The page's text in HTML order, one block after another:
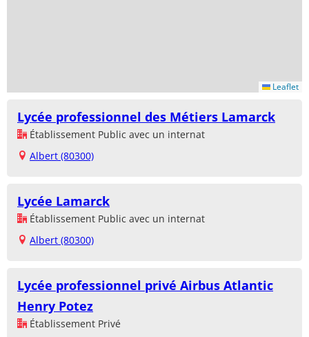
Leaflet
Lycée professionnel des Métiers Lamarck
Établissement Public avec un internat
Albert (80300)
Lycée Lamarck
Établissement Public avec un internat
Albert (80300)
Lycée professionnel privé Airbus Atlantic
Henry Potez
Établissement Privé